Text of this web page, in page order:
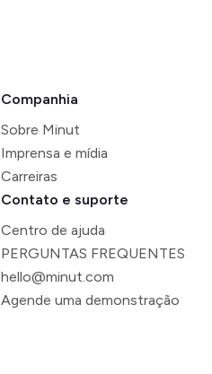
Companhia
Sobre Minut
Imprensa e mídia
Carreiras
Contato e suporte
Centro de ajuda
PERGUNTAS FREQUENTES
hello@minut.com
Agende uma demonstração